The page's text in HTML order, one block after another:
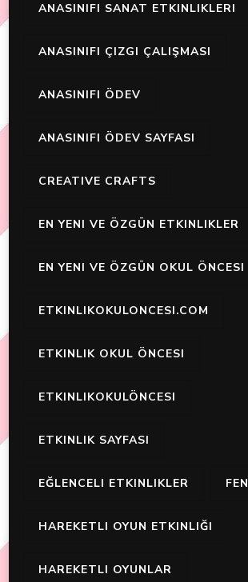
ANASINIFI SANAT ETKINLIKLERI
ANASINIFI ÇIZGI ÇALIŞMASI
ANASINIFI ÖDEV
ANASINIFI ÖDEV SAYFASI
CREATIVE CRAFTS
EN YENI VE ÖZGÜN ETKINLIKLER
EN YENI VE ÖZGÜN OKUL ÖNCESI
ETKINLIKOKULONCESI.COM
ETKINLIK OKUL ÖNCESI
ETKINLIKOKULÖNCESI
ETKINLIK SAYFASI
EĞLENCELI ETKINLIKLER FEN
HAREKETLI OYUN ETKINLIĞI
HAREKETLI OYUNLAR